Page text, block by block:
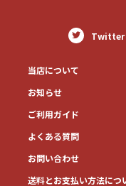
Twitter
当店について
お知らせ
ご利用ガイド
よくある質問
お問い合わせ
送料とお⽀払い⽅法につ